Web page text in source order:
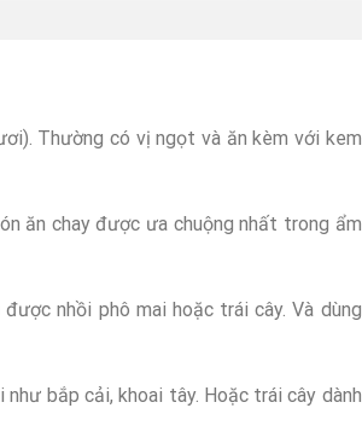
Thường có vị ngọt và ăn kèm với kem
ăn chay được ưa chuộng nhất trong ẩm
nhồi phô mai hoặc trái cây. Và dùng
bắp cải, khoai tây. Hoặc trái cây dành